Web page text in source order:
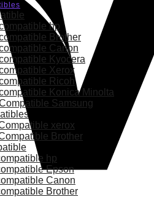
hp
Brother
Canon
Kyocera
Xerox
Ricoh
Konica Minolta
Samsung
xerox
Brother
hp
Epson
Canon
Brother